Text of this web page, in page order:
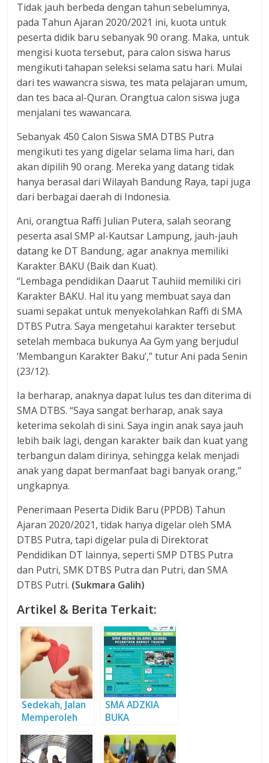
Tidak jauh berbeda dengan tahun sebelumnya,
pada Tahun Ajaran 2020/2021 ini, kuota untuk
peserta didik baru sebanyak 90 orang. Maka, untuk
mengisi kuota tersebut, para calon siswa harus
mengikuti tahapan seleksi selama satu hari. Mulai
dari tes wawancra siswa, tes mata pelajaran umum,
dan tes baca al-Quran. Orangtua calon siswa juga
menjalani tes wawancara.
Sebanyak 450 Calon Siswa SMA DTBS Putra
mengikuti tes yang digelar selama lima hari, dan
akan dipilih 90 orang. Mereka yang datang tidak
hanya berasal dari Wilayah Bandung Raya, tapi juga
dari berbagai daerah di Indonesia.
Ani, orangtua Raffi Julian Putera, salah seorang
peserta asal SMP al-Kautsar Lampung, jauh-jauh
datang ke DT Bandung, agar anaknya memiliki
Karakter BAKU (Baik dan Kuat).
“Lembaga pendidikan Daarut Tauhiid memiliki ciri
Karakter BAKU. Hal itu yang membuat saya dan
suami sepakat untuk menyekolahkan Raffi di SMA
DTBS Putra. Saya mengetahui karakter tersebut
setelah membaca bukunya Aa Gym yang berjudul
‘Membangun Karakter Baku’,” tutur Ani pada Senin
(23/12).
Ia berharap, anaknya dapat lulus tes dan diterima di
SMA DTBS. “Saya sangat berharap, anak saya
keterima sekolah di sini. Saya ingin anak saya jauh
lebih baik lagi, dengan karakter baik dan kuat yang
terbangun dalam dirinya, sehingga kelak menjadi
anak yang dapat bermanfaat bagi banyak orang,”
ungkapnya.
Penerimaan Peserta Didik Baru (PPDB) Tahun
Ajaran 2020/2021, tidak hanya digelar oleh SMA
DTBS Putra, tapi digelar pula di Direktorat
Pendidikan DT lainnya, seperti SMP DTBS Putra
dan Putri, SMK DTBS Putra dan Putri, dan SMA
DTBS Putri. (Sukmara Galih)
Artikel & Berita Terkait:
Sedekah, Jalan
Memperoleh
Hidayah
SMA ADZKIA
BUKA
PESERTA DIDIK
BARU